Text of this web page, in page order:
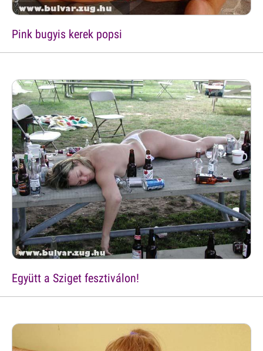
Pink bugyis kerek popsi
Együtt a Sziget fesztiválon!